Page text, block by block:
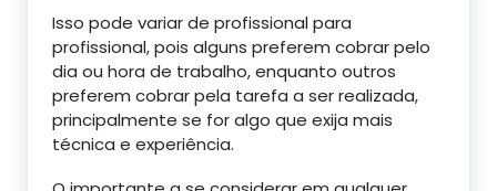
Isso pode variar de profissional para
profissional, pois alguns preferem cobrar pelo
dia ou hora de trabalho, enquanto outros
preferem cobrar pela tarefa a ser realizada,
principalmente se for algo que exija mais
técnica e experiência.